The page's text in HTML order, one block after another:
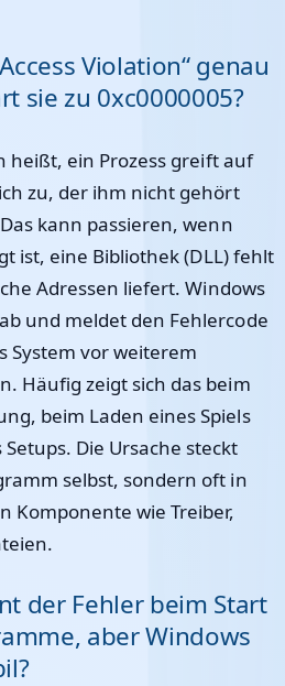
Violation“ genau
sie zu 0xc0000005?
heißt, ein Prozess greift auf
zu, der ihm nicht gehört
kann passieren, wenn
ist, eine Bibliothek (DLL) fehlt
Adressen liefert. Windows
und meldet den Fehlercode
System vor weiterem
Häufig zeigt sich das beim
beim Laden eines Spiels
Die Ursache steckt
selbst, sondern oft in
Komponente wie Treiber,
der Fehler beim Start
aber Windows